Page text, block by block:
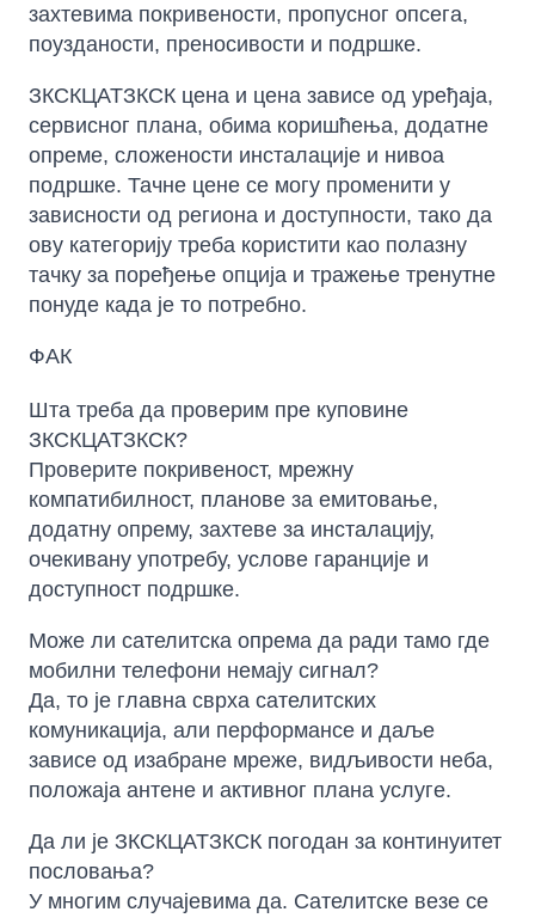
захтевима покривености, пропусног опсега,
поузданости, преносивости и подршке.
ЗКСКЦАТЗКСК цена и цена зависе од уређаја,
сервисног плана, обима коришћења, додатне
опреме, сложености инсталације и нивоа
подршке. Тачне цене се могу променити у
зависности од региона и доступности, тако да
ову категорију треба користити као полазну
тачку за поређење опција и тражење тренутне
понуде када је то потребно.
ФАК
Шта треба да проверим пре куповине
ЗКСКЦАТЗКСК?
Проверите покривеност, мрежну
компатибилност, планове за емитовање,
додатну опрему, захтеве за инсталацију,
очекивану употребу, услове гаранције и
доступност подршке.
Може ли сателитска опрема да ради тамо где
мобилни телефони немају сигнал?
Да, то је главна сврха сателитских
комуникација, али перформансе и даље
зависе од изабране мреже, видљивости неба,
положаја антене и активног плана услуге.
Да ли је ЗКСКЦАТЗКСК погодан за континуитет
пословања?
У многим случајевима да. Сателитске везе се